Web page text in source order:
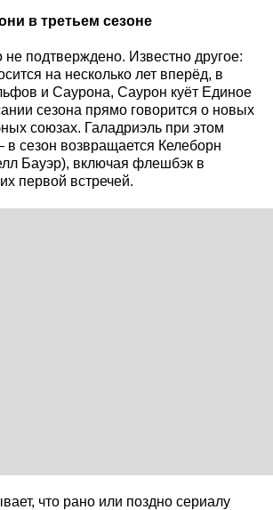
в третьем сезоне
подтверждено. Известно другое:
на несколько лет вперёд, в
и Саурона, Саурон куёт Единое
сезона прямо говорится о новых
союзах. Галадриэль при этом
в сезон возвращается Келеборн
Бауэр), включая флешбэк в
первой встречей.
что рано или поздно сериалу